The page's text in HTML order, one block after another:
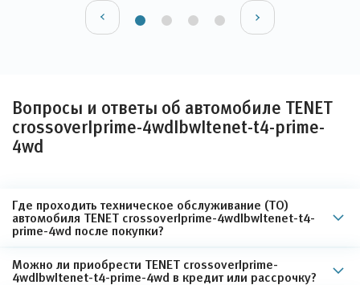
Вопросы и ответы об автомобиле TENET
crossoverIprime-4wdIbwItenet-t4-prime-
4wd
Где проходить техническое обслуживание (ТО)
автомобиля TENET crossoverIprime-4wdIbwItenet-t4-
prime-4wd после покупки?
Можно ли приобрести TENET crossoverIprime-
4wdIbwItenet-t4-prime-4wd в кредит или рассрочку?